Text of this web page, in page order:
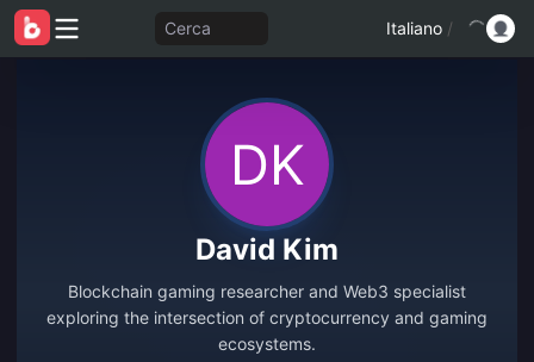
Cerca Italiano /
David Kim
Blockchain gaming researcher and Web3 specialist
exploring the intersection of cryptocurrency and gaming
ecosystems.